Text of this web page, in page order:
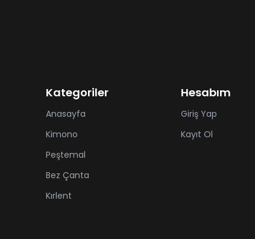
Kategoriler
Anasayfa
Kimono
Peştemal
Bez Çanta
Kırlent
Hesabım
Giriş Yap
Kayıt Ol